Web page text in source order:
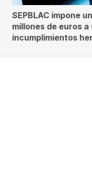
SEPBLAC impone
millones de euros
incumplimientos